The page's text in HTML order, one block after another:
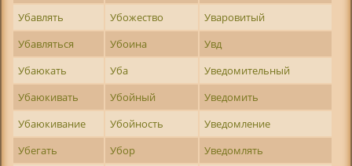
Убавлять
Убожество
Уваровитый
Убавляться
Убоина
Увд
Убаюкать
Уба
Уведомительный
Убаюкивать
Убойный
Уведомить
Убаюкивание
Убойность
Уведомление
Убегать
Убор
Уведомлять